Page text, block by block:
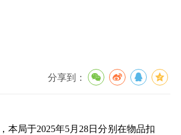
分享到：
本局于2025年5月28日分别在物品扣